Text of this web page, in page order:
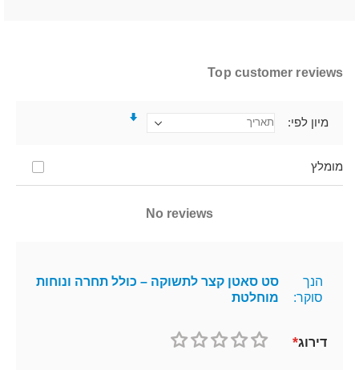
Top customer reviews
מומלץ
מיון לפי
No reviews
הנך
סוקר:
סט סאטן קצר לתשוקה – כולל תחרה ונוחות
מוחלטת
דירוג